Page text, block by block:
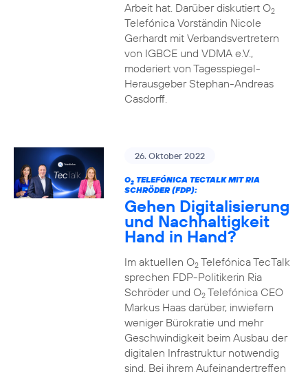
Arbeit hat. Darüber diskutiert O2
Telefónica Vorständin Nicole
Gerhardt mit Verbandsvertretern
von IGBCE und VDMA e.V.,
moderiert von Tagesspiegel-
Herausgeber Stephan-Andreas
Casdorff.
26. Oktober 2022
O2TELEFÓNICA TECTALK MIT RIA
SCHRÖDER (FDP):
Gehen Digitalisierung
und Nachhaltigkeit
Hand in Hand?
Im aktuellen O2Telefónica TecTalk
sprechen FDP-Politikerin Ria
Schröder und O2Telefónica CEO
Markus Haas darüber, inwiefern
weniger Bürokratie und mehr
Geschwindigkeit beim Ausbau der
digitalen Infrastruktur notwendig
sind. Bei ihrem Aufeinandertreffen